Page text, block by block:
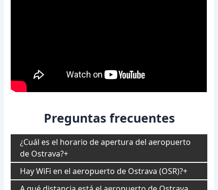
Preguntas frecuentes
¿Cuál es el horario de apertura del aeropuerto
de Ostrava?
Hay WiFi en el aeropuerto de Ostrava (OSR)?